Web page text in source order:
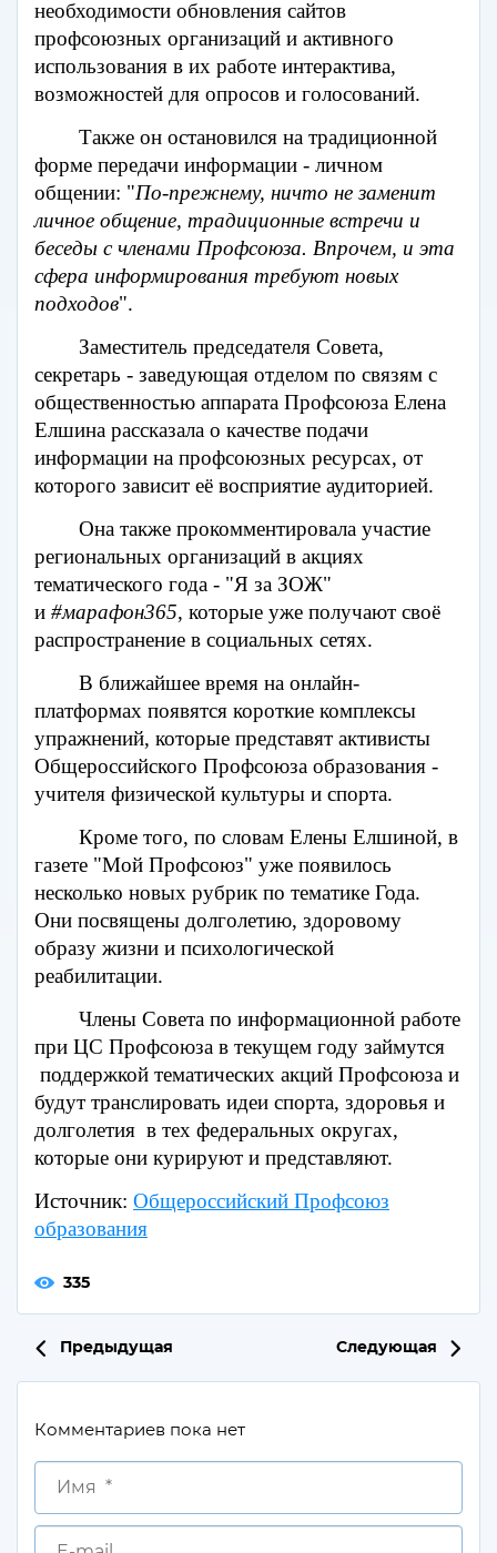
необходимости обновления сайтов
профсоюзных организаций и активного
использования в их работе интерактива,
возможностей для опросов и голосований.
Также он остановился на традиционной
форме передачи информации - личном
общении: "По-прежнему, ничто не заменит
личное общение, традиционные встречи и
беседы с членами Профсоюза. Впрочем, и эта
сфера информирования требуют новых
подходов".
Заместитель председателя Совета,
секретарь - заведующая отделом по связям с
общественностью аппарата Профсоюза Елена
Елшина рассказала о качестве подачи
информации на профсоюзных ресурсах, от
которого зависит её восприятие аудиторией.
Она также прокомментировала участие
региональных организаций в акциях
тематического года - "Я за ЗОЖ"
и #марафон365, которые уже получают своё
распространение в социальных сетях.
В ближайшее время на онлайн-
платформах появятся короткие комплексы
упражнений, которые представят активисты
Общероссийского Профсоюза образования -
учителя физической культуры и спорта.
Кроме того, по словам Елены Елшиной, в
газете "Мой Профсоюз" уже появилось
несколько новых рубрик по тематике Года.
Они посвящены долголетию, здоровому
образу жизни и психологической
реабилитации.
Члены Совета по информационной работе
при ЦС Профсоюза в текущем году займутся
поддержкой тематических акций Профсоюза и
будут транслировать идеи спорта, здоровья и
долголетия в тех федеральных округах,
которые они курируют и представляют.
Источник: Общероссийский Профсоюз
образования
335
Предыдущая Следующая
Комментариев пока нет